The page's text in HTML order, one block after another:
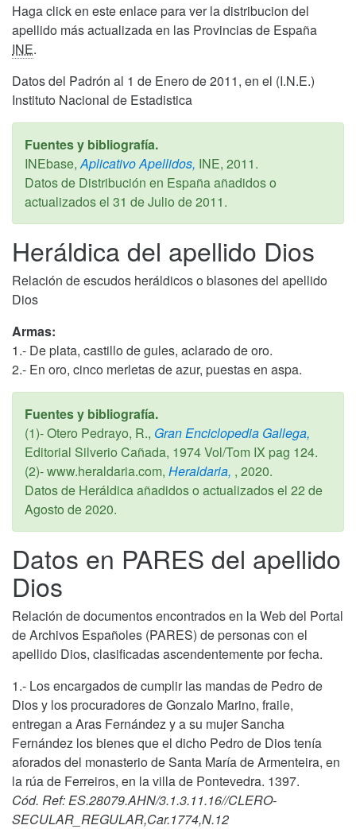
Haga click en este enlace para ver la distribucion del
apellido más actualizada en las Provincias de España
INE.
Datos del Padrón al 1 de Enero de 2011, en el (I.N.E.)
Instituto Nacional de Estadistica
Fuentes y bibliografía.
INEbase, Aplicativo Apellidos, INE, 2011.
Datos de Distribución en España añadidos o
actualizados el 31 de Julio de 2011.
Heráldica del apellido Dios
Relación de escudos heráldicos o blasones del apellido
Dios
Armas:
1.- De plata, castillo de gules, aclarado de oro.
2.- En oro, cinco merletas de azur, puestas en aspa.
Fuentes y bibliografía.
(1)- Otero Pedrayo, R., Gran Enciclopedia Gallega,
Editorial Silverio Cañada, 1974Vol/Tom IX pag 124.
(2)- www.heraldaria.com, Heraldaria, , 2020.
Datos de Heráldica añadidos o actualizados el 22 de
Agosto de 2020.
Datos en PARES del apellido
Dios
Relación de documentos encontrados en la Web del Portal
de Archivos Españoles (PARES) de personas con el
apellido Dios, clasificadas ascendentemente por fecha.
1.- Los encargados de cumplir las mandas de Pedro de
Dios y los procuradores de Gonzalo Marino, fraile,
entregan a Aras Fernández y a su mujer Sancha
Fernández los bienes que el dicho Pedro de Dios tenía
aforados del monasterio de Santa María de Armenteira, en
la rúa de Ferreiros, en la villa de Pontevedra. 1397.
Cód. Ref: ES.28079.AHN/3.1.3.11.16//CLERO-
SECULAR_REGULAR,Car.1774,N.12